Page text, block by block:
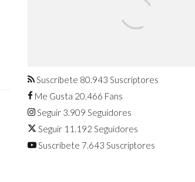
agosto
Suscríbete 80.943 Suscriptores
Me Gusta 20.466 Fans
Seguir 3.909 Seguidores
Seguir 11.192 Seguidores
Suscríbete 7.643 Suscriptores